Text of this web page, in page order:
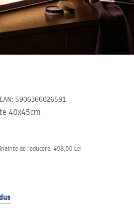
EAN: 5906366026591
40x45cm
de reducere: 498,00 Lei